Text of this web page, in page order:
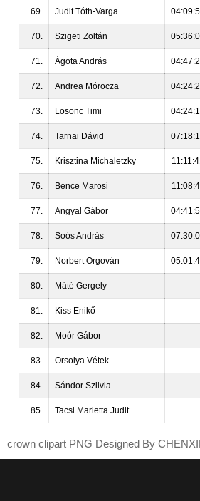
69. Judit Tóth-Varga
70. Szigeti Zoltán
71. Ágota András
72. Andrea Mórocza
73. Losonc Timi
74. Tarnai Dávid
75. Krisztina Michaletzky
76. Bence Marosi
77. Angyal Gábor
78. Soós András
79. Norbert Orgován
80. Máté Gergely
81. Kiss Enikő
82. Moór Gábor
83. Orsolya Vétek
84. Sándor Szilvia
85. Tacsi Marietta Judit
crown clipart PNG Designed By